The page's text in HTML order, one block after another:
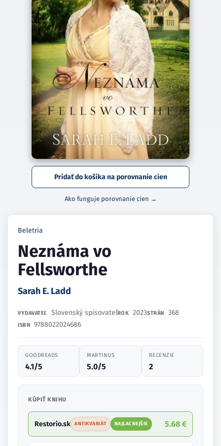
Pridať do košíka na porovnanie cien
Ako funguje porovnanie cien →
Beletria
Neznáma vo
Fellsworthe
Sarah E. Ladd
VYDAVATEĽ Slovenský spisovateľROK 2023STRÁN 368
ISBN 9788022024686
GOODREADS
4.1/5
MARTINUS
5.0/5
RECENZIE
2
KÚPIŤ KNIHU
Restorio.sk ANTIKVARIÁT NAJLACNEJŠIE 5.68 €